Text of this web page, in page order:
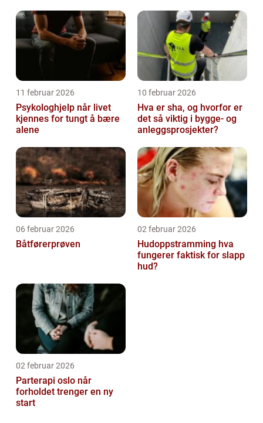
11 februar 2026
Psykologhjelp når livet
kjennes for tungt å bære
alene
10 februar 2026
Hva er sha, og hvorfor er
det så viktig i bygge- og
anleggsprosjekter?
06 februar 2026
Båtførerprøven
02 februar 2026
Hudoppstramming hva
fungerer faktisk for slapp
hud?
02 februar 2026
Parterapi oslo når
forholdet trenger en ny
start